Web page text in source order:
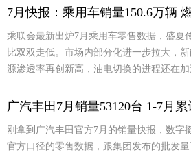
7月快报：乘用车销量150.6万辆
乘联会最新出炉7月乘用车零售数据，盛夏
比双双走低。市场内部分化进一步拉大，
源渗透率再创新高，油电切换的进程还在
广汽丰田7月销量53120台 1-7月
刚拿到广汽丰田官方7月的销量快报，数字
官方口径的零售数据，跟集团发布的批发